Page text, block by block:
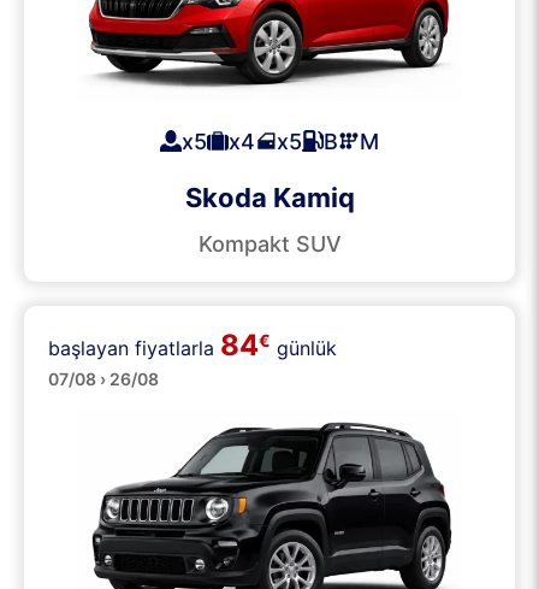
x5 x4 x5 B M
Skoda Kamiq
Kompakt SUV
SUV
başlayan fiyatlarla 84€ günlük
07/08 › 26/08